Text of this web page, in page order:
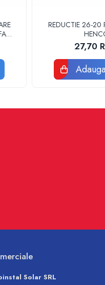
REDUCTIE 26-20
27,70
Solar SRL